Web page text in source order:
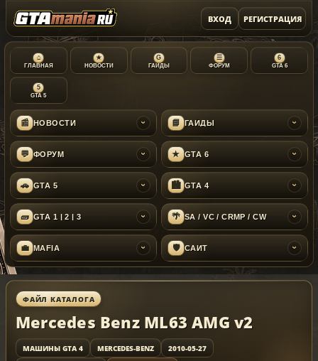
ВХОД РЕГИСТРАЦИЯ
⌂
ГЛАВНАЯ
★
НОВОСТИ
G
ГАЙДЫ
☰
ФОРУМ
6
GTA 6
5
GTA 5
📰 НОВОСТИ › 📘 ГАЙДЫ ›
💬 ФОРУМ › ★ GTA 6 ›
🚗 GTA 5 › 🏙 GTA 4 ›
🧱 GTA 1 | 2 | 3 › 🌴 SA / VC / CRMP / CW ›
💼 MAFIA › 🛡 САЙТ ›
ФАЙЛ КАТАЛОГА
Mercedes Benz ML63 AMG v2
МАШИНЫ GTA 4 MERCEDES-BENZ
2010-05-27